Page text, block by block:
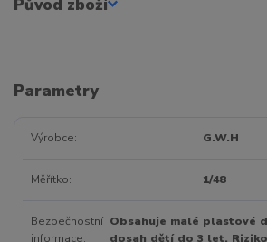
Původ zboží
Parametry
Výrobce G.W.H
Měřítko 1/48
Bezpečnostní
informace
Obsahuje malé plastové
dosah dětí do 3 let.